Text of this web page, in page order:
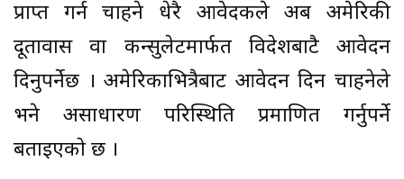
प्राप्त गर्न चाहने धेरै आवेदकले अब अमेरिकी
दूतावास वा कन्सुलेटमार्फत विदेशबाटै आवेदन
दिनुपर्नेछ । अमेरिकाभित्रैबाट आवेदन दिन चाहनेले
भने असाधारण परिस्थिति प्रमाणित गर्नुपर्ने
बताइएको छ ।